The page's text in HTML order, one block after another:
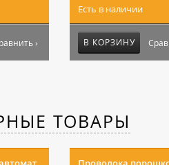
›
Есть в наличии
В КОРЗИНУ
ТОВАРЫ